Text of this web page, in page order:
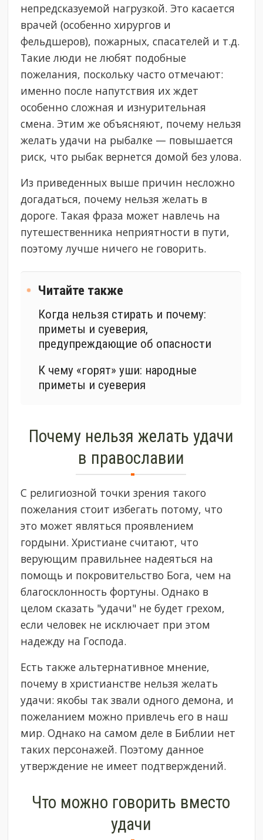
непредсказуемой нагрузкой. Это касается
врачей (особенно хирургов и
фельдшеров), пожарных, спасателей и т.д.
Такие люди не любят подобные
пожелания, поскольку часто отмечают:
именно после напутствия их ждет
особенно сложная и изнурительная
смена. Этим же объясняют, почему нельзя
желать удачи на рыбалке — повышается
риск, что рыбак вернется домой без улова.
Из приведенных выше причин несложно
догадаться, почему нельзя желать в
дороге. Такая фраза может навлечь на
путешественника неприятности в пути,
поэтому лучше ничего не говорить.
Читайте также
Когда нельзя стирать и почему:
приметы и суеверия,
предупреждающие об опасности
К чему «горят» уши: народные
приметы и суеверия
Почему нельзя желать удачи
в православии
С религиозной точки зрения такого
пожелания стоит избегать потому, что
это может являться проявлением
гордыни. Христиане считают, что
верующим правильнее надеяться на
помощь и покровительство Бога, чем на
благосклонность фортуны. Однако в
целом сказать "удачи" не будет грехом,
если человек не исключает при этом
надежду на Господа.
Есть также альтернативное мнение,
почему в христианстве нельзя желать
удачи: якобы так звали одного демона, и
пожеланием можно привлечь его в наш
мир. Однако на самом деле в Библии нет
таких персонажей. Поэтому данное
утверждение не имеет подтверждений.
Что можно говорить вместо
удачи